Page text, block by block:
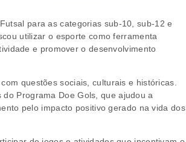
para as categorias sub-10, sub-12 e
utilizar o esporte como ferramenta
e promover o desenvolvimento
questões sociais, culturais e históricas.
Programa Doe Gols, que ajudou a
pelo impacto positivo gerado na vida dos